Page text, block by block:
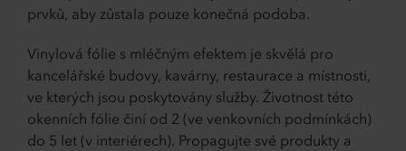
prvků, aby zůstala pouze konečná podoba.
Vinylová fólie s mléčným efektem je skvělá pro
kancelářské budovy, kavárny, restaurace a místnosti,
ve kterých jsou poskytovány služby. Životnost této
okenních fólie činí od 2 (ve venkovních podmínkách)
do 5 let (v interiérech). Propagujte své produkty a